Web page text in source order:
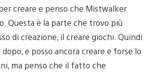
creare e penso che Mistwalker
Questa è la parte che trovo più
di creazione, il creare giochi. Quindi
e posso ancora creare e forse lo
ma penso che il fatto che